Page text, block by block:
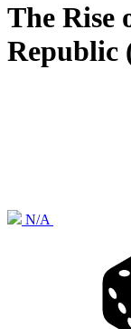
The Rise
Republic
N/A